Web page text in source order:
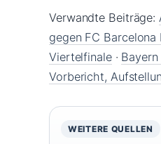
Verwandte Beiträge:
gegen FC
Viertelfinale·
Vorbericht,
WEITERE QUELLEN